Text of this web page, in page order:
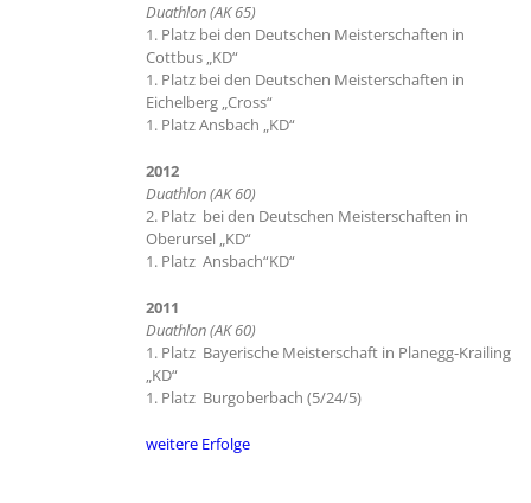
Duathlon (AK 65)
1. Platz bei den Deutschen Meisterschaften in
Cottbus „KD“
1. Platz bei den Deutschen Meisterschaften in
Eichelberg „Cross“
1. Platz Ansbach „KD“
2012
Duathlon (AK 60)
2. Platz bei den Deutschen Meisterschaften in
Oberursel „KD“
1. Platz Ansbach“KD“
2011
Duathlon (AK 60)
1. Platz Bayerische Meisterschaft in Planegg-Krailing
„KD“
1. Platz Burgoberbach (5/24/5)
weitere Erfolge